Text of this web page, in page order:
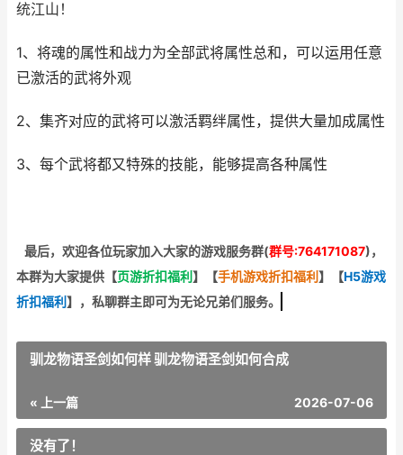
统江山！
1、将魂的属性和战力为全部武将属性总和，可以运用任意
已激活的武将外观
2、集齐对应的武将可以激活羁绊属性，提供大量加成属性
3、每个武将都又特殊的技能，能够提高各种属性
最后，欢迎各位玩家加入大家的游戏服务群(群号:764171087)，
本群为大家提供【页游折扣福利 】 【手机游戏折扣福利 】 【H5游戏
折扣福利 】 ，私聊群主即可为无论兄弟们服务。
驯龙物语圣剑如何样 驯龙物语圣剑如何合成
« 上一篇 2026-07-06
没有了！